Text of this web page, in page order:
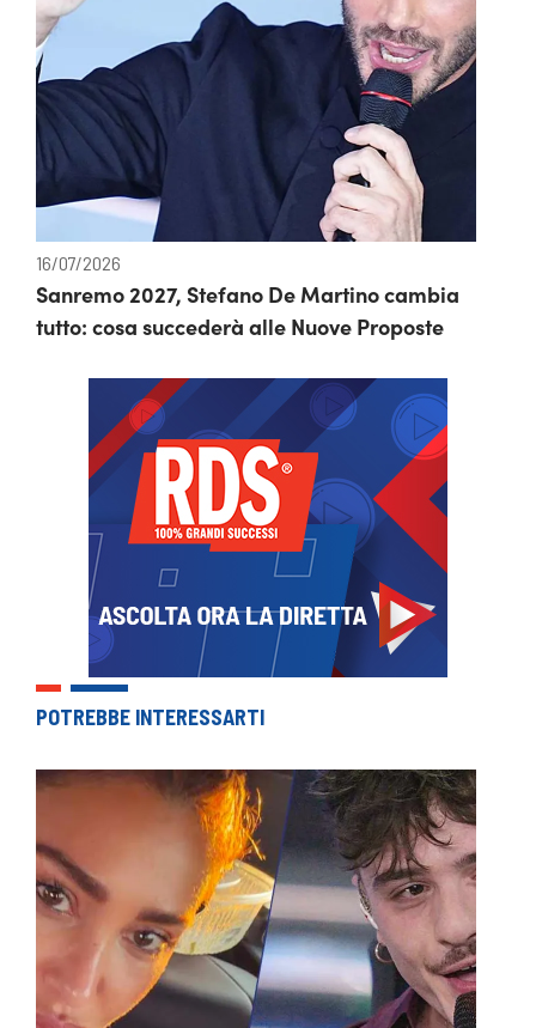
16/07/2026
Sanremo 2027, Stefano De Martino cambia
tutto: cosa succederà alle Nuove Proposte
POTREBBE INTERESSARTI